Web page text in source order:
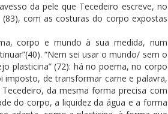
da pele que Tecedeiro escreve, no
com as costuras do corpo expostas
corpo e mundo à sua medida, num
“Nem sei usar o mundo/ sem o
plasticina” (72): há no poema, no corpo
de transformar carne e palavra,
da mesma forma precisa com
do corpo, a liquidez da água e a forma